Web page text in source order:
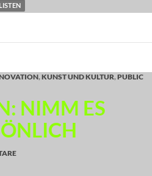
,KUNST UND KULTUR,PUBLIC
NIMM ES